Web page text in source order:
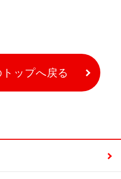
ップへ戻る